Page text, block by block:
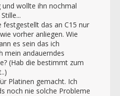
wollte ihn nochmal
festgestellt das an C15 nur
vorher anliegen. Wie
es sein das ich
mein andauerndes
(Hab die bestimmt zum
Platinen gemacht. Ich
noch nie solche Probleme